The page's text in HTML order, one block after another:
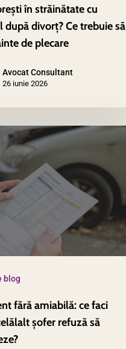
în străinătate cu
după divorț? Ce trebuie să
de plecare
Avocat Consultant
26 iunie 2026
blog
fără amiabilă: ce faci
șofer refuză să